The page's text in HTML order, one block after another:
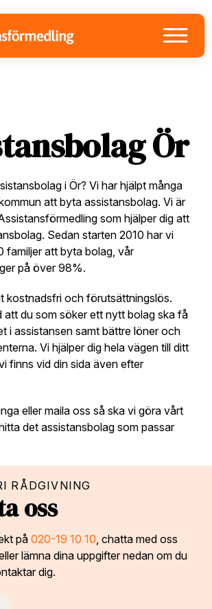
Ör
i Ör? Vi har hjälpt många
att byta assistansbolag. Vi är
som hjälper dig att
Sedan starten 2010 har vi
familjer att byta bolag, vår
på över 98%.
kostnadsfri och förutsättningslös.
att du som söker ett nytt bolag ska få
i assistansen samt bättre löner och
Vi hjälper dig hela vägen till ditt
finns vid din sida även efter
eller maila oss så ska vi göra vårt
det assistansbolag som passar
RÅDGIVNING
oss
på 020-19 10 10 , chatta med oss
lämna dina uppgifter nedan om du
dig.